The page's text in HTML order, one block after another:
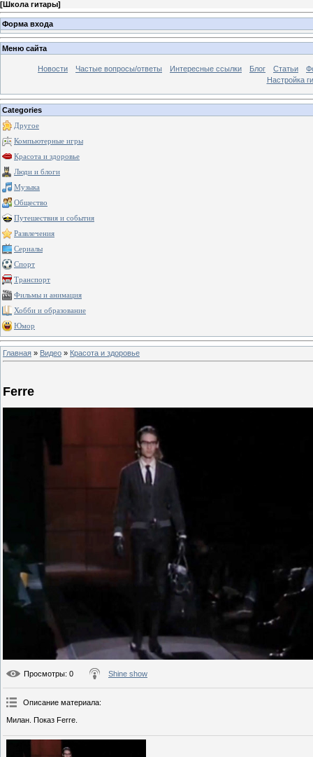
[Школа гитары]
Форма входа
Меню сайта
Новости Частые вопросы/ответы Интересные ссылки Блог Статьи
Настройка
Categories
Другое
Компьютерные игры
Красота и здоровье
Люди и блоги
Музыка
Общество
Путешествия и события
Развлечения
Сериалы
Спорт
Транспорт
Фильмы и анимация
Хобби и образование
Юмор
Главная » Видео » Красота и здоровье
Ferre
Просмотры: 0 Shine show
Описание материала:
Милан. Показ Ferre.